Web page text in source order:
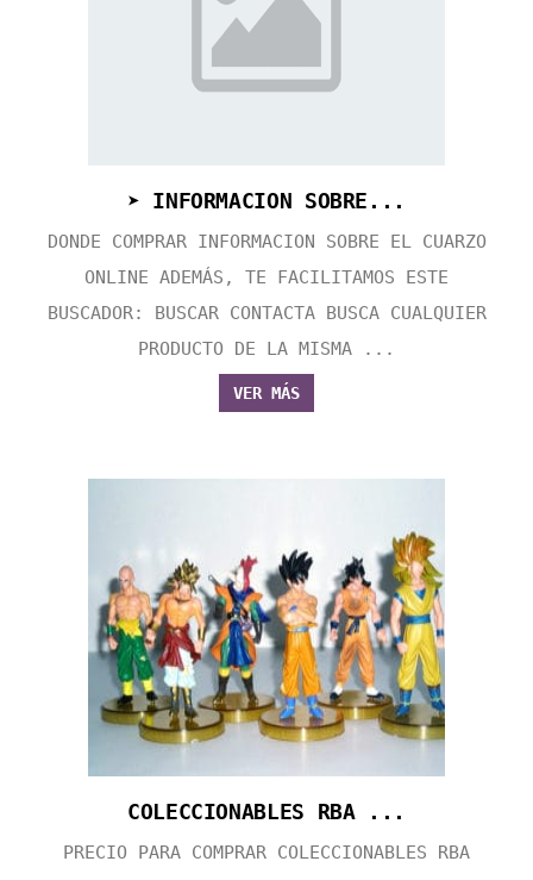
➤ INFORMACION SOBRE...
DONDE COMPRAR INFORMACION SOBRE EL CUARZO
ONLINE ADEMÁS, TE FACILITAMOS ESTE
BUSCADOR: BUSCAR CONTACTA BUSCA CUALQUIER
PRODUCTO DE LA MISMA ...
VER MÁS
COLECCIONABLES RBA ...
PRECIO PARA COMPRAR COLECCIONABLES RBA